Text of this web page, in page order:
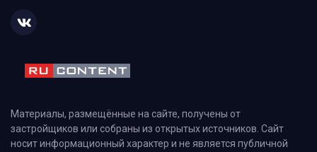
Материалы, размещённые на сайте, получены от
застройщиков или собраны из открытых источников. Сайт
носит информационный характер и не является публичной